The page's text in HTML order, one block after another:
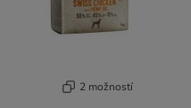
2 možností